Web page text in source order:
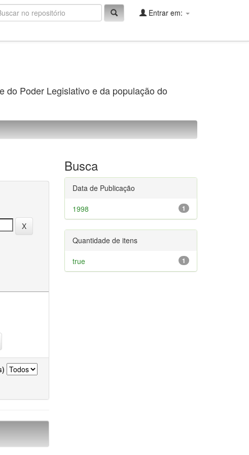
Entrar em:
do Poder Legislativo e da população do
Busca
Data de Publicação
1
1998
Quantidade de itens
1
true